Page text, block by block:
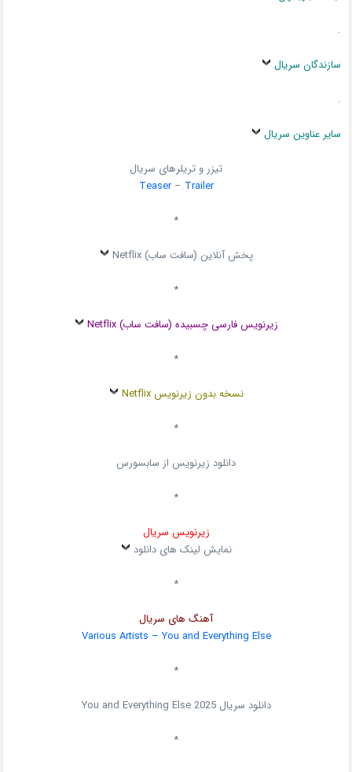
.
سازندگان سریال
.
سایر عناوین سریال
تیزر و تریلرهای سریال
Teaser– Trailer
*
پخش آنلاین (سافت ساب) Netflix
*
زیرنویس فارسی چسبیده (سافت ساب) Netflix
*
نسخه بدون زیرنویس Netflix
*
دانلود زیرنویس از سابسورس
*
زیرنویس سریال
نمایش لینک های دانلود
*
آهنگ های سریال
Various Artists – You and Everything Else
*
دانلود سریال You and Everything Else 2025
*